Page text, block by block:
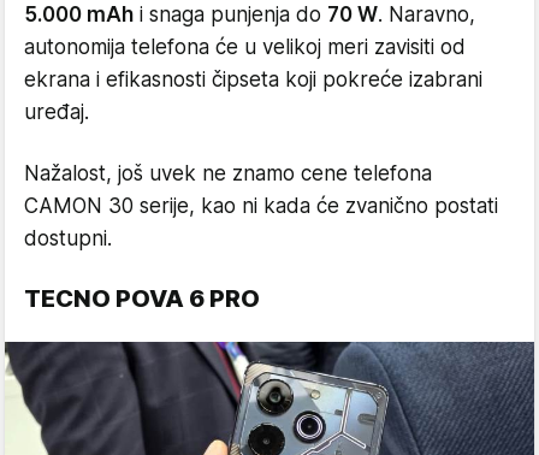
5.000 mAh i snaga punjenja do 70 W. Naravno,
autonomija telefona će u velikoj meri zavisiti od
ekrana i efikasnosti čipseta koji pokreće izabrani
uređaj.
Nažalost, još uvek ne znamo cene telefona
CAMON 30 serije, kao ni kada će zvanično postati
dostupni.
TECNO POVA 6 PRO